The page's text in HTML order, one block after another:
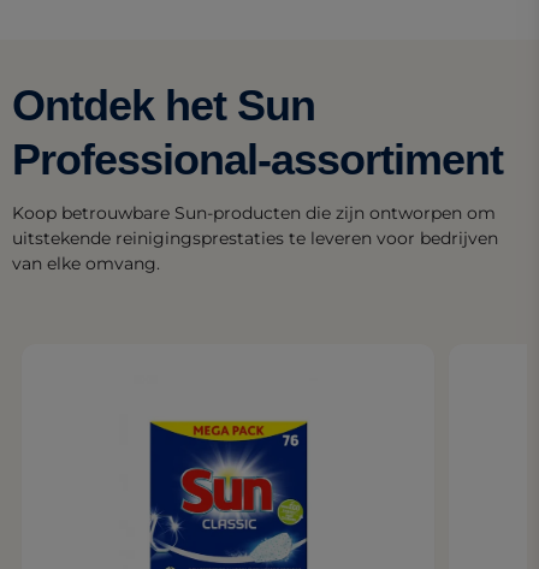
Ontdek het Sun
Professional-assortiment
Koop betrouwbare Sun-producten die zijn ontworpen om
uitstekende reinigingsprestaties te leveren voor bedrijven
van elke omvang.